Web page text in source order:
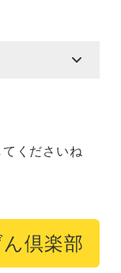
くださいね
ん倶楽部